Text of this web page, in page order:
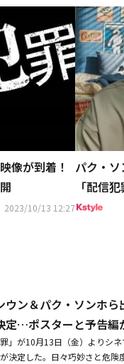
像が到着！
2023/10/13 12:27
パク・
「配信
ウン＆パク・ソンホ
定…ポスターと予告編
」が10月13日（金）よりシ
決定した。日々巧妙さと危